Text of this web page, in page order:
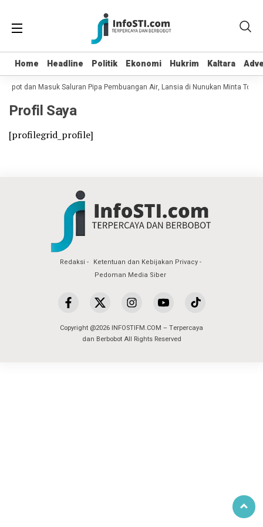
Home Headline Politik Ekonomi Hukrim Kaltara
Home Headline Politik Ekonomi Hukrim Kaltara
dan Masuk Saluran Pipa Pembuangan Air, Lansia di Nunukan Minta
Profil Saya
[profilegrid_profile]
Redaksi
Ketentuan dan Kebijakan Privacy
Pedoman Media Siber
Copyright @2026 INFOSTIFM.COM – Terpercaya
dan Berbobot All Rights Reserved